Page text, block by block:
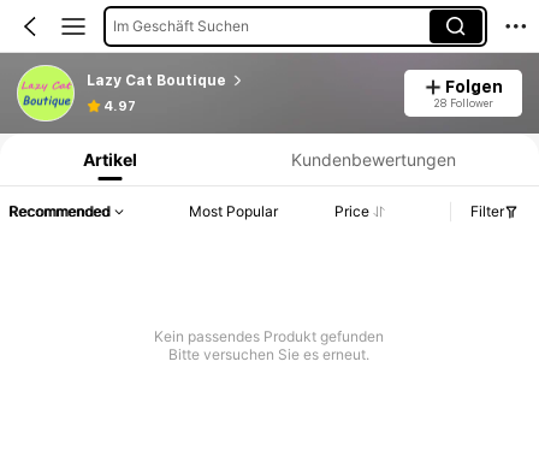
Im Geschäft Suchen
Lazy Cat Boutique
4.97
Folgen
28 Follower
Produktinformation: Preisangabe, Verkaufs- und Lagerbestandsdetails.
Artikel Kundenbewertungen
Recommended Most Popular Price Filter
Kein passendes Produkt gefunden
Bitte versuchen Sie es erneut.